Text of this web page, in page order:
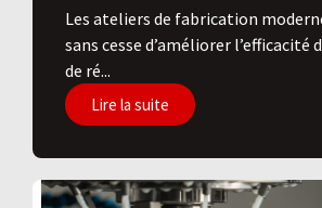
Les ateliers de fabrication
sans cesse d’améliorer l’efficacité
de ré...
Lire la suite